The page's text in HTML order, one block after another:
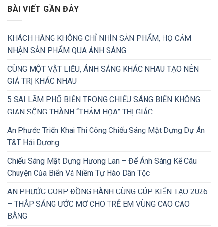
BÀI VIẾT GẦN ĐÂY
KHÁCH HÀNG KHÔNG CHỈ NHÌN SẢN PHẨM, HỌ CẢM
NHẬN SẢN PHẨM QUA ÁNH SÁNG
CÙNG MỘT VẬT LIỆU, ÁNH SÁNG KHÁC NHAU TẠO NÊN
GIÁ TRỊ KHÁC NHAU
5 SAI LẦM PHỔ BIẾN TRONG CHIẾU SÁNG BIẾN KHÔNG
GIAN SỐNG THÀNH “THẢM HỌA” THỊ GIÁC
An Phước Triển Khai Thi Công Chiếu Sáng Mặt Dựng Dự Án
T&T Hải Dương
Chiếu Sáng Mặt Dựng Hương Lan – Để Ánh Sáng Kể Câu
Chuyện Của Biển Và Niềm Tự Hào Dân Tộc
AN PHƯỚC CORP ĐỒNG HÀNH CÙNG CÚP KIẾN TẠO 2026
– THẮP SÁNG ƯỚC MƠ CHO TRẺ EM VÙNG CAO CAO
BẰNG